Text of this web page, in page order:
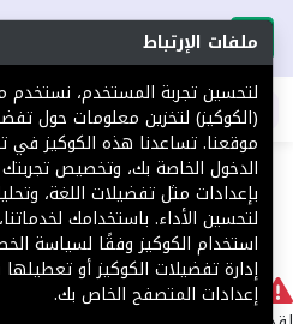
تحميل التطبيق
لا يوجد
ملفات الإرتباط
لتحسين تجربة المستخدم، نستخدم
(الكوكيز) لتخزين معلومات حول
موقعنا. تساعدنا هذه الكوكيز في
الدخول الخاصة بك، وتخصيص
بإعدادات مثل تفضيلات اللغة،
لتحسين الأداء. باستخدامك
استخدام الكوكيز وفقًا لسياسة
إدارة تفضيلات الكوكيز أو
إعدادات المتصفح الخاص بك.